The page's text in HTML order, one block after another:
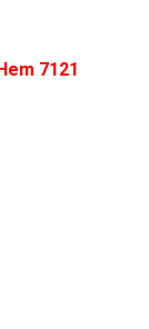
7121